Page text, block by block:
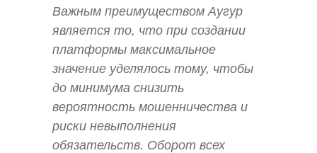
Важным преимуществом Аугур
является то, что при создании
платформы максимальное
значение уделялось тому, чтобы
до минимума снизить
вероятность мошенничества и
риски невыполнения
обязательств. Оборот всех